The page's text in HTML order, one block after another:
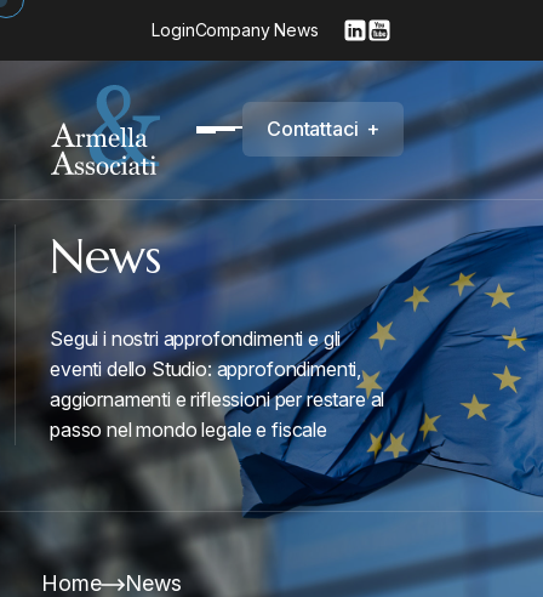
LoginCompany News
Contattaci +
News
Segui i nostri approfondimenti e gli
eventi dello Studio: approfondimenti,
aggiornamenti e riflessioni per restare al
passo nel mondo legale e fiscale
Home News